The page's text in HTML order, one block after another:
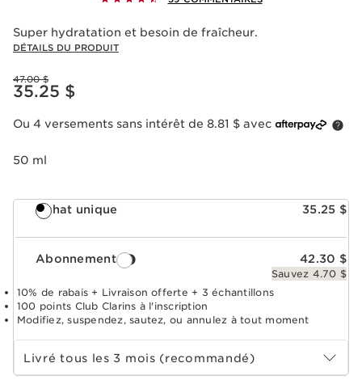
Super hydratation et besoin de fraîcheur.
DÉTAILS DU PRODUIT
Ancien prix 47.00 $
47.00 $
Nouveau prix 35.25 $
35.25 $
Ou 4 versements sans intérêt de 8.81 $ avec
50 ml
Achat unique 35.25 $
Abonnement 42.30 $
Sauvez 4.70 $
10% de rabais + Livraison offerte + 3 échantillons
100 points Club Clarins à l'inscription
Modifiez, suspendez, sautez, ou annulez à tout moment
Choisir la période d''abonnement
Livré tous les 3 mois (recommandé)